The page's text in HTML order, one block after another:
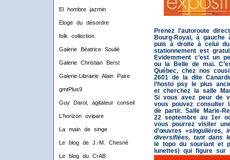
El hombre jazmin
Eloge du désordre
folk collection
Galerie Béatrice Soulié
Galerie Christian Berst
Galerie-Librairie Alain Paire
gmtPlus9
Guy Darol, agitateur conseil
L'horizon ovipare
La main de singe
Le blog de J.-M. Chesné
Le blog du CrAB
Prenez l’autoroute
Bourg-Royal, à gauche
puis à droite à celui
stationnement est
Evidemment c’est un
ou la Belle de mai.
Québec, chez nos
2601 de la dite
l’hosto psy le plus
et cherchez la salle
Si vous avez peur de
vous pouvez consulter
de partir. Salle Marie-
22 septembre au 1er
vous pourrez visiter
d’œuvres «singulières,
diversifiées, tant dans
le topo du souriant et
lunettes) qui figure